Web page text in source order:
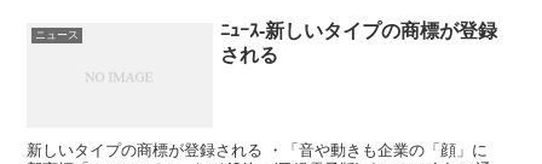
ニュース
ﾆｭｰｽ-新しいタイプの商標が登録
される
新しいタイプの商標が登録される ・「音や動きも企業の「顔」に